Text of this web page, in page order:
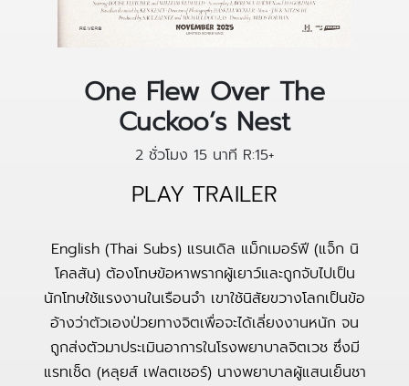
One Flew Over The
Cuckoo’s Nest
2 ชั่วโมง 15 นาที R:15+
PLAY TRAILER
English (Thai Subs) แรนเดิล แม็กเมอร์ฟี (แจ็ก นิ
โคลสัน) ต้องโทษข้อหาพรากผู้เยาว์และถูกจับไปเป็น
นักโทษใช้แรงงานในเรือนจำ เขาใช้นิสัยขวางโลกเป็นข้อ
อ้างว่าตัวเองป่วยทางจิตเพื่อจะได้เลี่ยงงานหนัก จน
ถูกส่งตัวมาประเมินอาการในโรงพยาบาลจิตเวช ซึ่งมี
แรทเช็ด (หลุยส​์ เฟลตเชอร์) นางพยาบาลผู้แสนเย็นชา